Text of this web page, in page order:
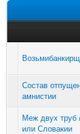
Состав
амнистии
Меж двух труб
или Словакии